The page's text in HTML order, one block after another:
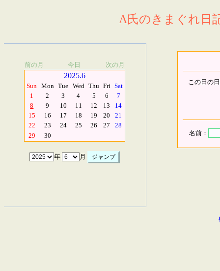
A氏のきまぐれ日
前の月 今日 次の月
2025.6
Sun Mon Tue Wed Thu Fri Sat
1
2 3 4 5 6
7
8
9 10 11 12 13
14
15
16 17 18 19 20
21
22
23 24 25 26 27
28
29
30
年 月
この日の
名前：